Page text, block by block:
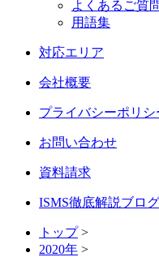
よくあるご質
用語集
対応エリア
会社概要
プライバシーポリシ
お問い合わせ
資料請求
ISMS徹底解説ブログ
トップ>
2020年 >